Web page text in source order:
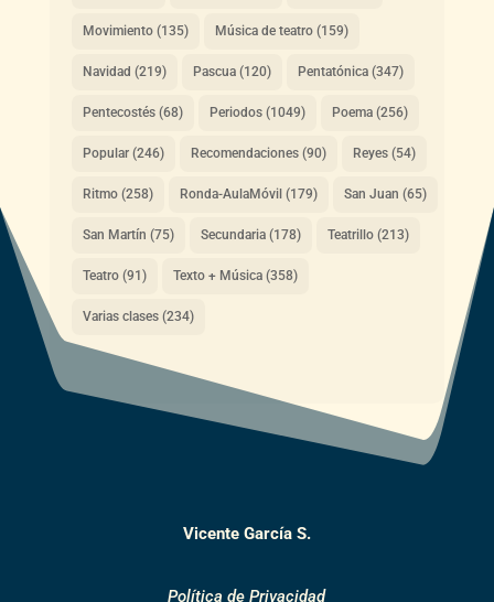
Movimiento(135) Música de teatro(159)
Navidad (219) Pascua(120) Pentatónica(347)
Pentecostés(68) Periodos(1049) Poema(256)
Popular(246) Recomendaciones(90) Reyes(54)
Ritmo(258) Ronda-AulaMóvil (179) San Juan (65)
San Martín (75) Secundaria(178) Teatrillo(213)
Teatro(91) Texto + Música(358)
Varias clases(234)
Vicente García S.
Política de Privacidad